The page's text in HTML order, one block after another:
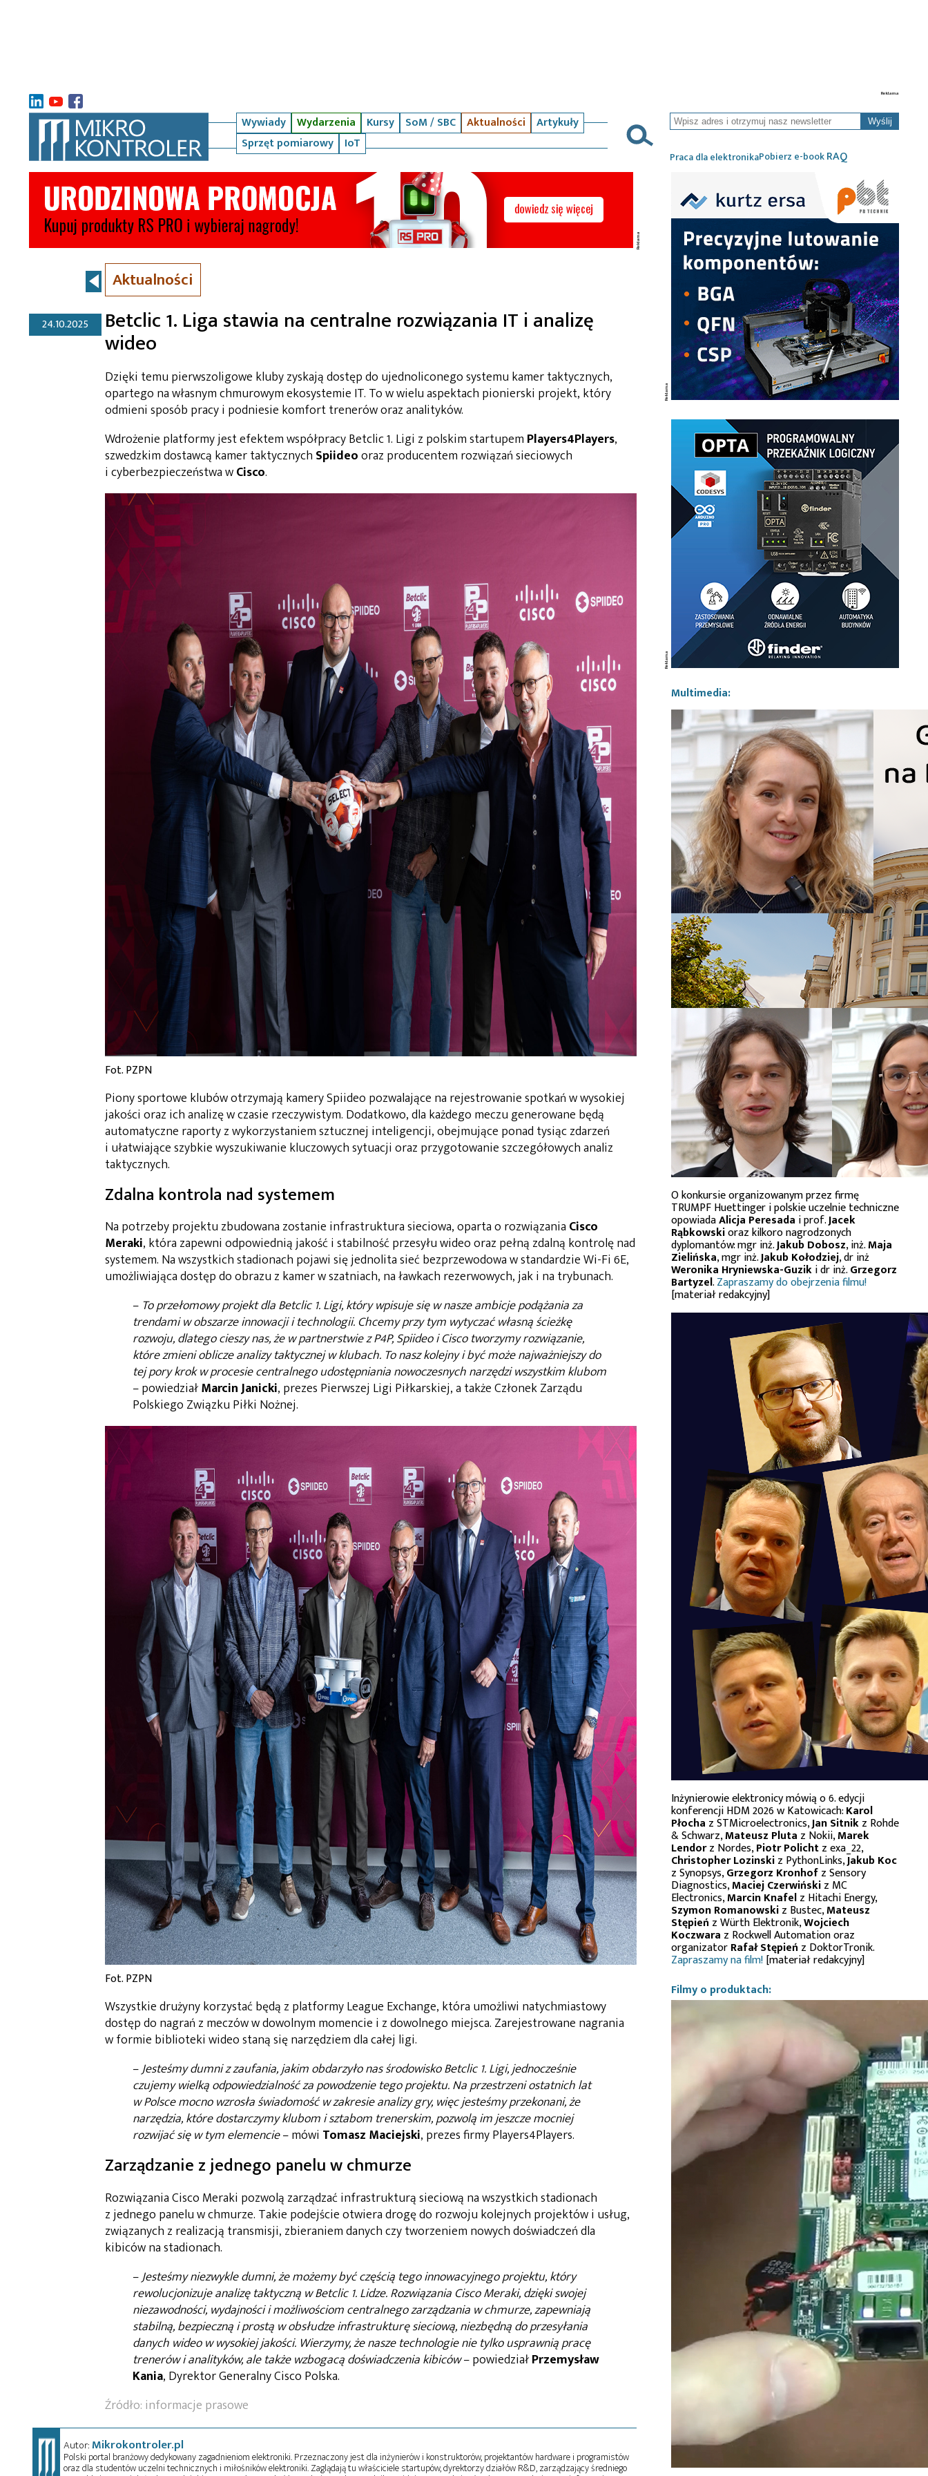
Wywiady Wydarzenia Kursy SoM / SBC Aktualności
Artykuły
Sprzęt pomiarowy
IoT
Wyślij
Praca dla elektronikaPobierz e-bookRAQ
Aktualności
24.10.2025 Betclic 1. Liga stawia na centralne rozwiązania IT i analizę
wideo
Dzięki temu pierwszoligowe kluby zyskają dostęp do ujednoliconego systemu kamer taktycznych,
opartego na własnym chmurowym ekosystemie IT. To w wielu aspektach pionierski projekt, który
odmieni sposób pracy i podniesie komfort trenerów oraz analityków.
Wdrożenie platformy jest efektem współpracy Betclic 1. Ligi z polskim startupem Players4Players,
szwedzkim dostawcą kamer taktycznych Spiideooraz producentem rozwiązań sieciowych
i cyberbezpieczeństwa wCisco.
Fot. PZPN
Piony sportowe klubów otrzymają kamery Spiideo pozwalające na rejestrowanie spotkań w wysokiej
jakości oraz ich analizę w czasie rzeczywistym. Dodatkowo, dla każdego meczu generowane będą
automatyczne raporty z wykorzystaniem sztucznej inteligencji, obejmujące ponad tysiąc zdarzeń
i ułatwiające szybkie wyszukiwanie kluczowych sytuacji oraz przygotowanie szczegółowych analiz
taktycznych.
Zdalna kontrola nad systemem
Na potrzeby projektu zbudowana zostanie infrastruktura sieciowa, oparta o rozwiązania Cisco
Meraki, która zapewni odpowiednią jakość i stabilność przesyłu wideo oraz pełną zdalną kontrolę nad
systemem. Na wszystkich stadionach pojawi się jednolita sieć bezprzewodowa w standardzie Wi-Fi 6E,
umożliwiająca dostęp do obrazu z kamer w szatniach, na ławkach rezerwowych, jak i na trybunach.
– To przełomowy projekt dla Betclic 1. Ligi, który wpisuje się w nasze ambicje podążania za
trendami w obszarze innowacji i technologii. Chcemy przy tym wytyczać własną ścieżkę
rozwoju, dlatego cieszy nas, że w partnerstwie z P4P, Spiideo i Cisco tworzymy rozwiązanie,
które zmieni oblicze analizy taktycznej w klubach. To nasz kolejny i być może najważniejszy do
tej pory krok w procesie centralnego udostępniania nowoczesnych narzędzi wszystkim klubom
– powiedziałMarcin Janicki, prezes Pierwszej Ligi Piłkarskiej, a także Członek Zarządu
Polskiego Związku Piłki Nożnej.
Fot. PZPN
Wszystkie drużyny korzystać będą z platformy League Exchange, która umożliwi natychmiastowy
dostęp do nagrań z meczów w dowolnym momencie i z dowolnego miejsca. Zarejestrowane nagrania
w formie biblioteki wideo staną się narzędziem dla całej ligi.
–Jesteśmy dumni z zaufania, jakim obdarzyło nas środowisko Betclic 1. Ligi, jednocześnie
czujemy wielką odpowiedzialność za powodzenie tego projektu. Na przestrzeni ostatnich lat
w Polsce mocno wzrosła świadomość w zakresie analizy gry, więc jesteśmy przekonani, że
narzędzia, które dostarczymy klubom i sztabom trenerskim, pozwolą im jeszcze mocniej
rozwijać się w tym elemencie– mówi Tomasz Maciejski, prezes firmy Players4Players.
Zarządzanie z jednego panelu w chmurze
Rozwiązania Cisco Meraki pozwolą zarządzać infrastrukturą sieciową na wszystkich stadionach
z jednego panelu w chmurze. Takie podejście otwiera drogę do rozwoju kolejnych projektów i usług,
związanych z realizacją transmisji, zbieraniem danych czy tworzeniem nowych doświadczeń dla
kibiców na stadionach.
–Jesteśmy niezwykle dumni, że możemy być częścią tego innowacyjnego projektu, który
rewolucjonizuje analizę taktyczną w Betclic 1. Lidze. Rozwiązania Cisco Meraki, dzięki swojej
niezawodności, wydajności i możliwościom centralnego zarządzania w chmurze, zapewniają
stabilną, bezpieczną i prostą w obsłudze infrastrukturę sieciową, niezbędną do przesyłania
danych wideo w wysokiej jakości. Wierzymy, że nasze technologie nie tylko usprawnią pracę
trenerów i analityków, ale także wzbogacą doświadczenia kibiców– powiedziałPrzemysław
Kania, Dyrektor Generalny Cisco Polska.
Źródło: informacje prasowe
Autor:Mikrokontroler.pl
Polski portal branżowy dedykowany zagadnieniom elektroniki. Przeznaczony jest dla inżynierów i konstruktorów, projektantów hardware i programistów
oraz dla studentów uczelni technicznych i miłośników elektroniki. Zaglądają tu właściciele startupów, dyrektorzy działów R&D, zarządzający średniego
Multimedia:
O konkursie organizowanym przez firmę
TRUMPF Huettinger i polskie uczelnie techniczne
opowiadaAlicja Peresada i prof.Jacek
Rąbkowskioraz kilkoro nagrodzonych
dyplomantów: mgr inż.Jakub Dobosz, inż.Maja
Zielińska, mgr inż.Jakub Kołodziej, dr inż
Weronika Hryniewska-Guziki dr inż.Grzegorz
Bartyzel.Zapraszamy do obejrzenia filmu!
[materiał redakcyjny]
Inżynierowie elektronicy mówią o 6. edycji
konferencji HDM 2026 w Katowicach:Karol
Płocha z STMicroelectronics,Jan Sitnikz Rohde
& Schwarz,Mateusz Pluta z Nokii,Marek
Lendorz Nordes,Piotr Polichtz exa_22,
Christopher Lozinskiz PythonLinks,Jakub Koc
z Synopsys,Grzegorz Kronhofz Sensory
Diagnostics,Maciej Czerwińskiz MC
Electronics,Marcin Knafelz Hitachi Energy,
Szymon Romanowskiz Bustec,Mateusz
Stępień z Würth Elektronik,Wojciech
Koczwara z Rockwell Automation oraz
organizatorRafał Stępień z DoktorTronik.
Zapraszamy na film![materiał redakcyjny]
Filmy o produktach: